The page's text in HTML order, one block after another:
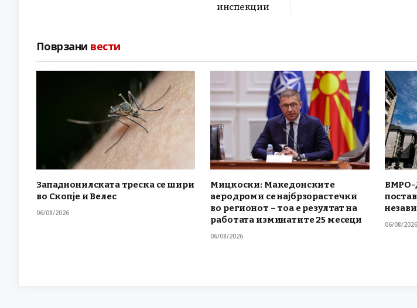
инспекции
Поврзани вести
Западнонилската треска се шири
во Скопје и Велес
06/08/2026
Мицкоски: Македонските
аеродроми се најбрзорастечки
во регионот – тоа е резултат на
работата изминатите 25 месеци
06/08/2026
ВМРО-
06/08/2026